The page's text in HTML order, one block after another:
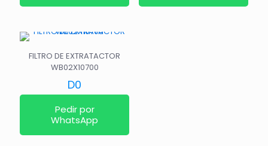
FILTRO DE EXTRATACTOR
WB02X10700
D0
Pedir por
WhatsApp